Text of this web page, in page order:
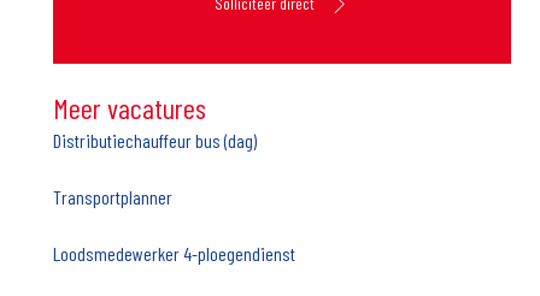
Meer vacatures
Distributiechauffeur bus (dag)
Transportplanner
Loodsmedewerker 4-ploegendienst